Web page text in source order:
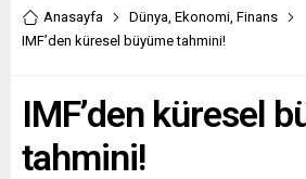
Anasayfa Dünya, Ekonomi, Finans
IMF’den küresel büyüme tahmini!
IMF’den küresel
tahmini!